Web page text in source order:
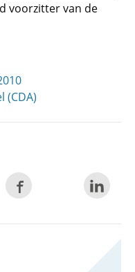
voorzitter van de
(CDA)